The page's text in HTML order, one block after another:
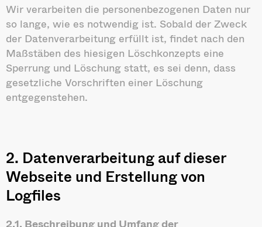
Wir verarbeiten die personenbezogenen Daten nur
so lange, wie es notwendig ist. Sobald der Zweck
der Datenverarbeitung erfüllt ist, findet nach den
Maßstäben des hiesigen Löschkonzepts eine
Sperrung und Löschung statt, es sei denn, dass
gesetzliche Vorschriften einer Löschung
entgegenstehen.
2. Datenverarbeitung auf dieser
Webseite und Erstellung von
Logfiles
2.1. Beschreibung und Umfang der